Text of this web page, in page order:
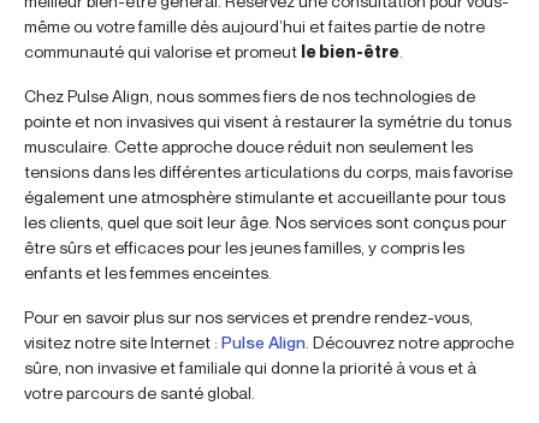
même ou votre famille dès aujourd’hui et faites partie de notre
communauté qui valorise et promeut le bien-être
Chez Pulse Align, nous sommes fiers de nos technologies de
pointe et non invasives qui visent à restaurer la symétrie du tonus
musculaire. Cette approche douce réduit non seulement les
tensions dans les différentes articulations du corps, mais favorise
également une atmosphère stimulante et accueillante pour tous
les clients, quel que soit leur âge. Nos services sont conçus pour
être sûrs et efficaces pour les jeunes familles, y compris les
enfants et les femmes enceintes.
Pour en savoir plus sur nos services et prendre rendez-vous,
visitez notre site Internet : Pulse Align . Découvrez notre approche
sûre, non invasive et familiale qui donne la priorité à vous et à
votre parcours de santé global.